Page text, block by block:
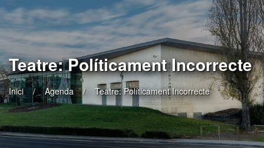
Teatre: Políticament Incorrecte
Inici Agenda Teatre: Políticament Incorrecte